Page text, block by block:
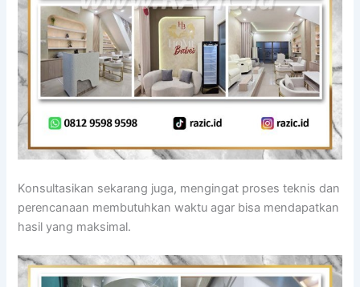
Konsultasikan sekarang juga, mengingat proses teknis dan
perencanaan membutuhkan waktu agar bisa mendapatkan
hasil yang maksimal.